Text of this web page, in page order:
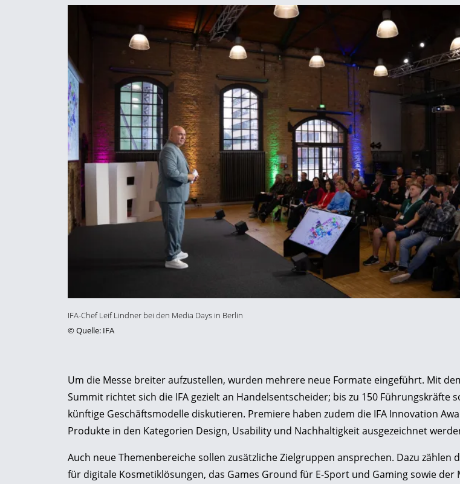
IFA-Chef Leif Lindner bei den Media Days in Berlin
©Quelle: IFA
Um die Messe breiter aufzustellen, wurden mehrere neue Formate eingeführt. Mit
Summit richtet sich die IFA gezielt an Handelsentscheider; bis zu 150 Führungskräfte
künftige Geschäftsmodelle diskutieren. Premiere haben zudem die IFA Innovation
Produkte in den Kategorien Design, Usability und Nachhaltigkeit ausgezeichnet
Auch neue Themenbereiche sollen zusätzliche Zielgruppen ansprechen. Dazu zählen
für digitale Kosmetiklösungen, das Games Ground für E-Sport und Gaming sowie der